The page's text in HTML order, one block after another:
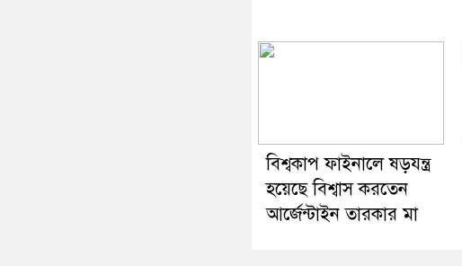
বিশ্বকাপ ফাইনালে ষড়যন্ত্র
হয়েছে বিশ্বাস করতেন
আর্জেন্টাইন তারকার মা